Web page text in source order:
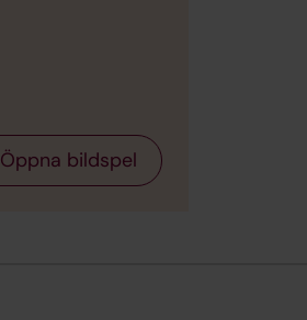
Öppna bildspel